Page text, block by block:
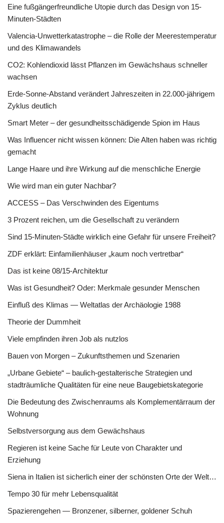
Eine fußgängerfreundliche Utopie durch das Design von 15-
Minuten-Städten
Valencia-Unwetterkatastrophe – die Rolle der Meerestemperatur
und des Klimawandels
CO2: Kohlendioxid lässt Pflanzen im Gewächshaus schneller
wachsen
Erde-Sonne-Abstand verändert Jahreszeiten in 22.000-jährigem
Zyklus deutlich
Smart Meter – der gesundheitsschädigende Spion im Haus
Was Influencer nicht wissen können: Die Alten haben was richtig
gemacht
Lange Haare und ihre Wirkung auf die menschliche Energie
Wie wird man ein guter Nachbar?
ACCESS – Das Verschwinden des Eigentums
3 Prozent reichen, um die Gesellschaft zu verändern
Sind 15-Minuten-Städte wirklich eine Gefahr für unsere Freiheit?
ZDF erklärt: Einfamilienhäuser „kaum noch vertretbar“
Das ist keine 08/15-Architektur
Was ist Gesundheit? Oder: Merkmale gesunder Menschen
Einfluß des Klimas — Weltatlas der Archäologie 1988
Theorie der Dummheit
Viele empfinden ihren Job als nutzlos
Bauen von Morgen – Zukunftsthemen und Szenarien
„Urbane Gebiete“ – baulich-gestalterische Strategien und
stadträumliche Qualitäten für eine neue Baugebietskategorie
Die Bedeutung des Zwischenraums als Komplementärraum der
Wohnung
Selbstversorgung aus dem Gewächshaus
Regieren ist keine Sache für Leute von Charakter und
Erziehung
Siena in Italien ist sicherlich einer der schönsten Orte der Welt…
Tempo 30 für mehr Lebensqualität
Spazierengehen — Bronzener, silberner, goldener Schuh